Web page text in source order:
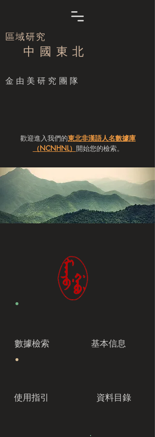
區域研究
中 國 東 北
​金由美研究團隊
歡迎進入我們的東北非漢語人名數據庫
（NCNHNL） 開始您的檢索。
數據檢索 基本信息
使用指引 資料目錄